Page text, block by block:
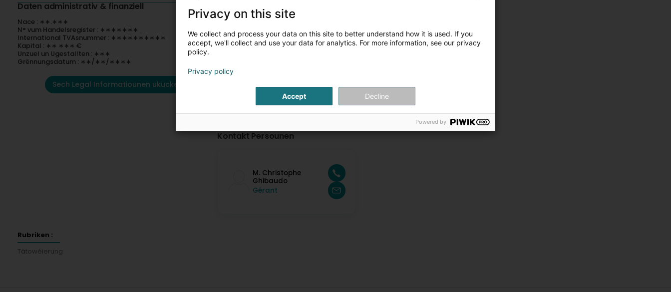
Daten administrativ & finanziell
Nace : ∗∗.∗∗∗
N° vum Handelsregister : ∗∗∗∗∗∗∗
International TVAsnummer : ∗∗∗∗∗∗∗∗∗∗
Kapital : ∗∗ ∗∗∗ €
Unzuel un Ugestallten : ∗∗∗
Grënnungsdatum : ∗∗/∗∗/∗∗∗∗
Sech Legal Informatiounen ukucken
Kontakt Persounen
M. Christophe
Ghibaudo
Gérant
Rubriken :
Tätowéierung
Privacy on this site
We collect and process your data on this site to better understand how it is used. If you
accept, we'll collect and use your data for analytics. For more information, see our privacy
policy.
Privacy policy
Accept Decline
Powered by